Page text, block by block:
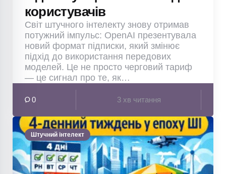
користувачів
Світ штучного інтелекту знову отримав
потужний імпульс: OpenAI презентувала
новий формат підписки, який змінює
підхід до використання передових
моделей. Це не просто черговий тариф
— це сигнал про те, як…
0 3 хв читання
Штучний інтелект